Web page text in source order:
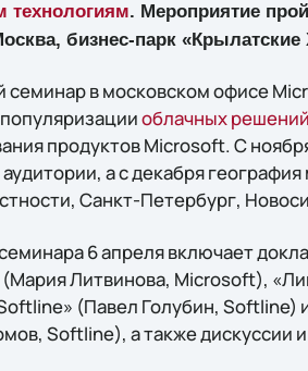
технологиям. Мероприятие
бизнес-парк
семинар в московском офисе
облачных решений
продуктов Microsoft. С
а с декабря
Санкт-Петербург,
6 апреля включает
Литвинова, Microsoft),
(Павел Голубин, Softline)
Softline), а также дискуссии